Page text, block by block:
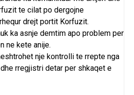
te cilat po dergojne
drejt portit Korfuzit.
ka asnje demtim apo problem per
ne kete anije.
nje kontrolli te rrepte nga
rregjistri detar per shkaqet e